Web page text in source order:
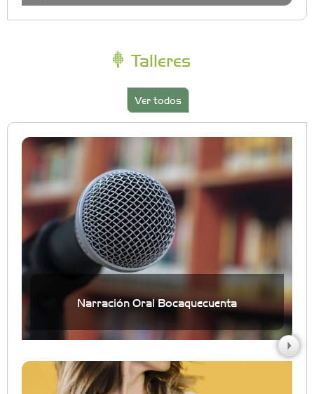
Talleres
Ver todos
Narración Oral Bocaquecuenta